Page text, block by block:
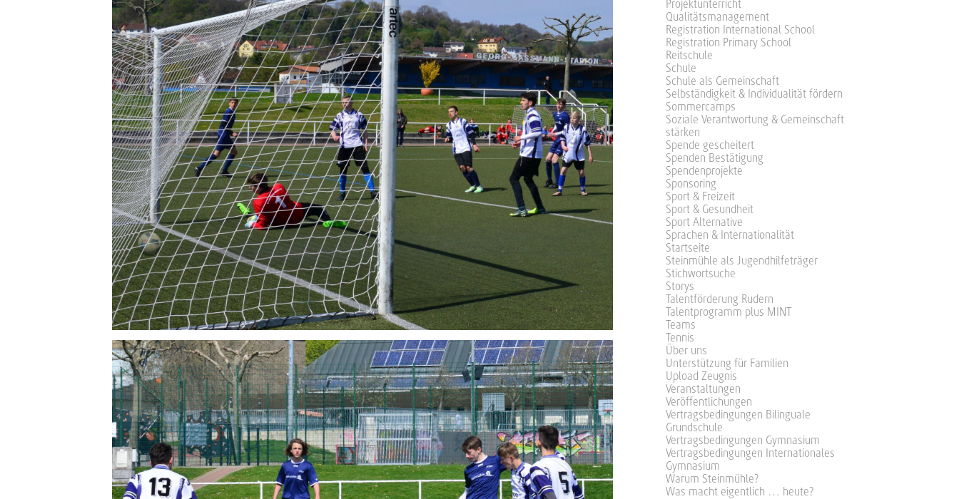
Projektunterricht
Qualitätsmanagement
Registration International School
Registration Primary School
Reitschule
Schule
Schule als Gemeinschaft
Selbständigkeit & Individualität fördern
Sommercamps
Soziale Verantwortung & Gemeinschaft
stärken
Spende gescheitert
Spenden Bestätigung
Spendenprojekte
Sponsoring
Sport & Freizeit
Sport & Gesundheit
Sport Alternative
Sprachen & Internationalität
Startseite
Steinmühle als Jugendhilfeträger
Stichwortsuche
Storys
Talentförderung Rudern
Talentprogramm plus MINT
Teams
Tennis
Über uns
Unterstützung für Familien
Upload Zeugnis
Veranstaltungen
Veröffentlichungen
Vertragsbedingungen Bilinguale
Grundschule
Vertragsbedingungen Gymnasium
Vertragsbedingungen Internationales
Gymnasium
Warum Steinmühle?
Was macht eigentlich … heute?